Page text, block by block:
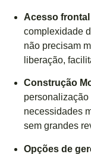
Acesso
complexidade
não precisam
liberação,
Construção
necessidades
sem grandes
Opções de